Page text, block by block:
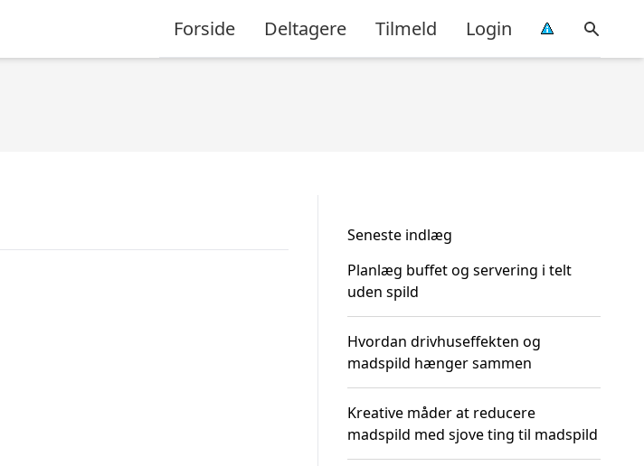
Forside Deltagere Tilmeld Login
Seneste indlæg
Planlæg buffet og servering i telt
uden spild
Hvordan drivhuseffekten og
madspild hænger sammen
Kreative måder at reducere
madspild med sjove ting til madspild